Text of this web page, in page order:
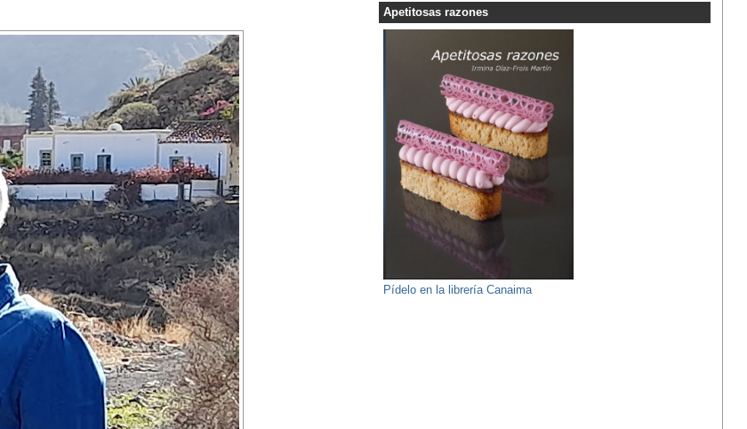
Apetitosas razones
Pídelo en la librería Canaima